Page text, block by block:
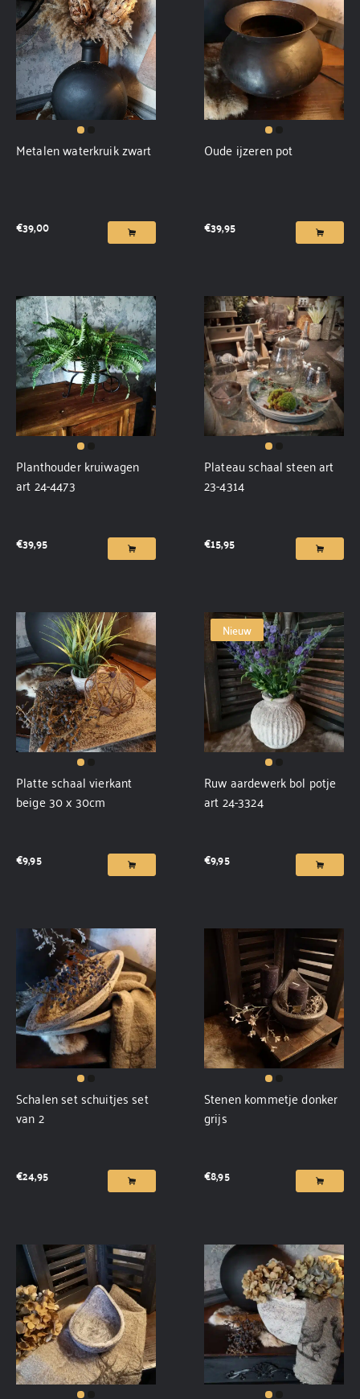
Metalen waterkruik zwart
€39,00
Oude ijzeren pot
€39,95
Planthouder kruiwagen
art 24-4473
€39,95
Plateau schaal steen art
23-4314
€15,95
Platte schaal vierkant
beige 30 x 30cm
€9,95
Nieuw
Ruw aardewerk bol potje
art 24-3324
€9,95
Schalen set schuitjes set
van 2
€24,95
Stenen kommetje donker
grijs
€8,95